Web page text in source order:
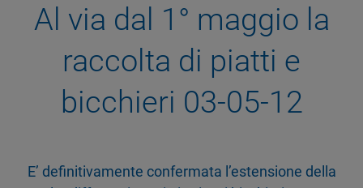
Al via dal 1° maggio la
raccolta di piatti e
bicchieri 03-05-12
E’ definitivamente confermata l’estensione della